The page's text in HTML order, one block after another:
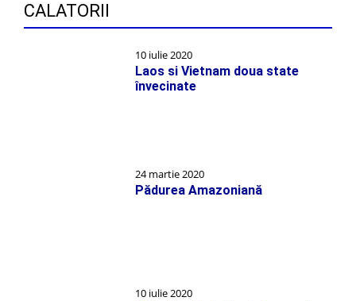
CALATORII
10 iulie 2020
Laos si Vietnam doua state
învecinate
24 martie 2020
Pădurea Amazoniană
10 iulie 2020